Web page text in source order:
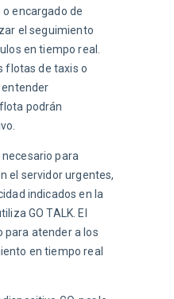
encargado de
el seguimiento
en tiempo real.
flotas de taxis o
podrán
para
el servidor urgentes,
indicados en la
GO TALK. El
para atender a los
en tiempo real